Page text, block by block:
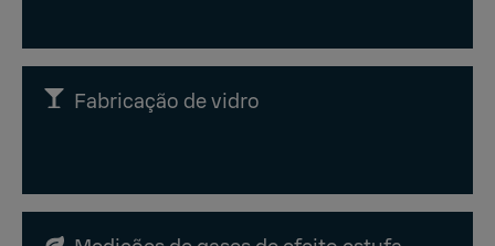
Fabricação de vidro